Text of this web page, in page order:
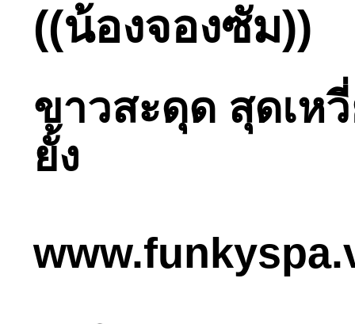
((น้องจองซัม))
ขาวสะดุด สุดเห
ยั้ง